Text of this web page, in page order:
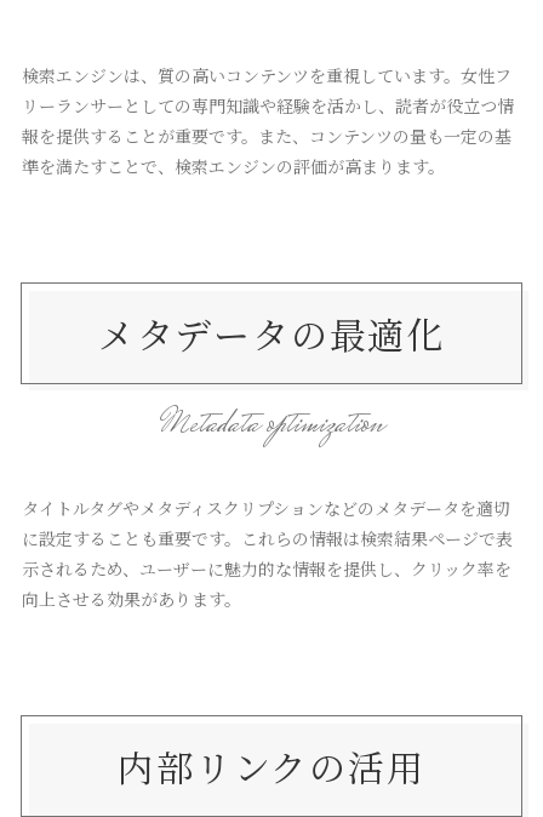
検索エンジンは、質の高いコンテンツを重視しています。女性フ
リーランサーとしての専門知識や経験を活かし、読者が役立つ情
報を提供することが重要です。また、コンテンツの量も一定の基
準を満たすことで、検索エンジンの評価が高まります。
メタデータの最適化
Metadata optimization
タイトルタグやメタディスクリプションなどのメタデータを適切
に設定することも重要です。これらの情報は検索結果ページで表
示されるため、ユーザーに魅力的な情報を提供し、クリック率を
向上させる効果があります。
内部リンクの活用